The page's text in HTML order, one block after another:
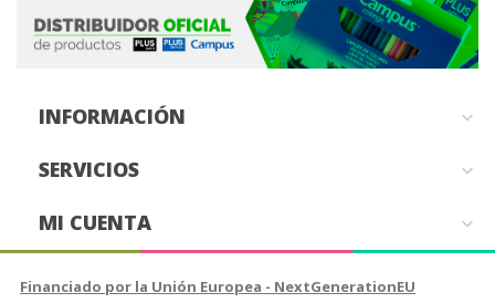
INFORMACIÓN 
SERVICIOS 
MI CUENTA 
Financiado por la Unión Europea - NextGenerationEU